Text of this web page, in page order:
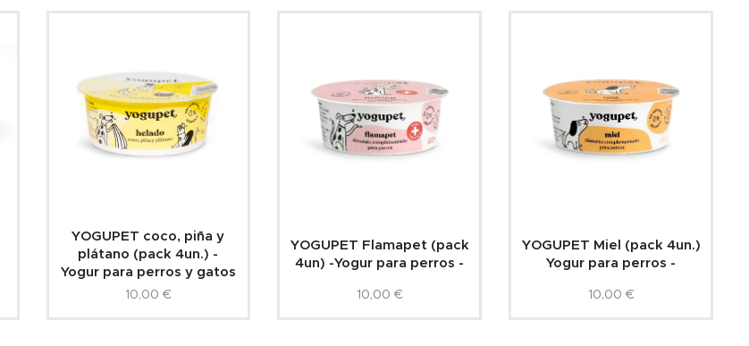
YOGUPET coco, piña y
plátano (pack 4un.) -
Yogur para perros y gatos
10,00 €
YOGUPET Flamapet (pack
4un) -Yogur para perros -
10,00 €
YOGUPET Miel (pack 4un.)
Yogur para perros -
10,00 €